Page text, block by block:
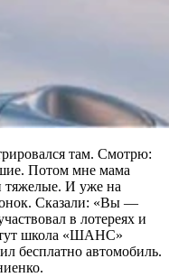
там. Смотрю:
Потом мне мама
тяжелые. И уже на
Сказали: «Вы —
в лотереях и
тут школа «ШАНС»
бесплатно автомобиль.